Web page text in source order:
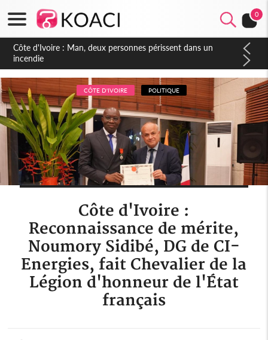
0
Côte d'Ivoire : Séileu, la célébration de la fête nationale
transformée en vaste campagne contre les produits
dépigmentants dangereux
CÔTE D'IVOIRE POLITIQUE
Côte d'Ivoire :
Reconnaissance de mérite,
Noumory Sidibé, DG de CI-
Energies, fait Chevalier de la
Légion d'honneur de l'État
français